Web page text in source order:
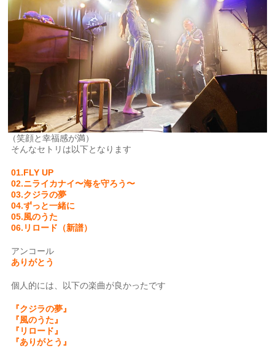
（笑顔と幸福感が満）
そんなセトリは以下となります
01.FLY UP
02.ニライカナイ〜海を守ろう〜
03.クジラの夢
04.ずっと一緒に
05.風のうた
06.リロード（新譜）
アンコール
ありがとう
個人的には、以下の楽曲が良かったです
『クジラの夢』
『風のうた』
『リロード』
『ありがとう』